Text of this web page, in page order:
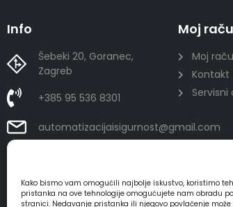
Kako bismo vam omogućili najbolje iskustvo, koristimo
pristanka na ove tehnologije omogućujete nam obradu
stranici. Nedavanje pristanka ili njegovo povlačenje
Info
Šebeki 20, Goranec,
Zagreb
+385 95 536 8301
automatizacijaisigurnost@gmail.com
Moj
Moj
Kontakt
Servisni